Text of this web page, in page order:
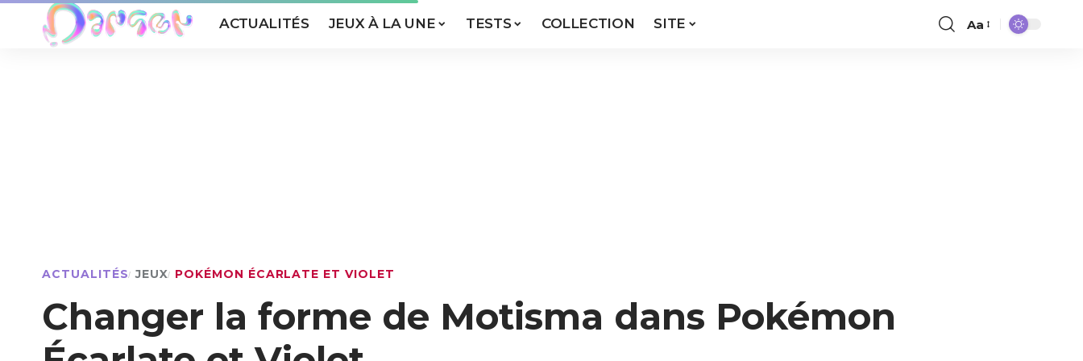
ACTUALITÉS JEUX À LA UNE TESTS COLLECTION SITE Aa
ACTUALITÉS JEUX POKÉMON ÉCARLATE ET VIOLET
Changer la forme de Motisma dans Pokémon